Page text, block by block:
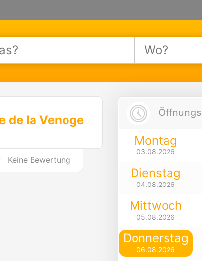
de la Venoge
Keine Bewertung
Montag
03.08.2026
Dienstag
04.08.2026
Mittwoch
05.08.2026
Donnerstag
06.08.2026